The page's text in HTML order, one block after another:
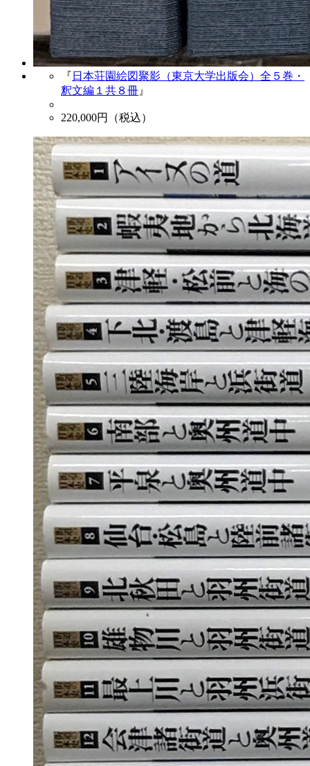
『 日本荘園絵図聚影（東京大学出版会）全５巻・
釈文編１共８冊 』
220,000円（税込）